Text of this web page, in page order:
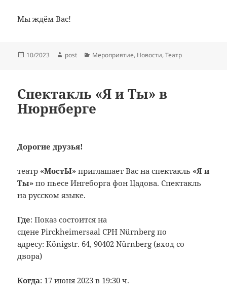
Мы ждём Вас!
Опубликовано
10/2023 Автор
post Рубрики
Мероприятие, Новости,Театр
Спектакль «Я и Ты» в
Нюрнберге
Дорогие друзья!
театр «МостЫ» приглашает Вас на спектакль «Я и
Ты» по пьесе Ингеборга фон Цадова. Спектакль
на русском языке.
Где: Показ состоится на
сцене Pirckheimersaal CPH Nürnberg по
адресу: Königstr. 64, 90402 Nürnberg (вход со
двора)
Когда: 17 июня 2023 в 19:30 ч.